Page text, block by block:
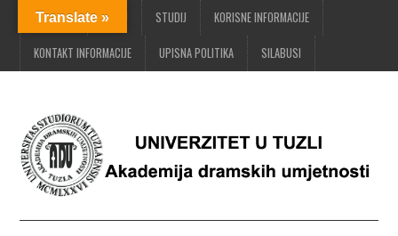
POČETNA O ADU STUDIJ KORISNE INFORMACIJE
KONTAKT INFORMACIJE UPISNA POLITIKA SILABUSI
Translate »